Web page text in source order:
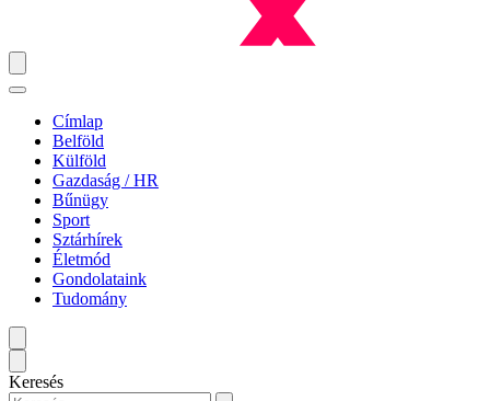
Címlap
Belföld
Külföld
Gazdaság / HR
Bűnügy
Sport
Sztárhírek
Életmód
Gondolataink
Tudomány
Keresés